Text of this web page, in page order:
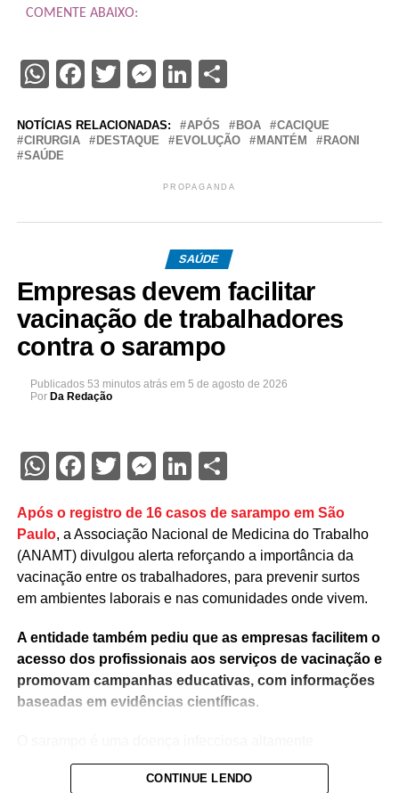
COMENTE ABAIXO:
WhatsApp
Facebook
Twitter
Messenger
LinkedIn
Share
NOTÍCIAS RELACIONADAS: APÓS BOA
CACIQUE
CIRURGIA
DESTAQUE EVOLUÇÃO MANTÉM
RAONI
SAÚDE
PROPAGANDA
SAÚDE
Empresas devem facilitar
vacinação de trabalhadores
contra o sarampo
Publicados 53 minutos atrás em 5 de agosto de 2026
Por Da Redação
WhatsApp
Facebook
Twitter
Messenger
LinkedIn
Share
Após o registro de 16 casos de sarampo em São
Paulo, a Associação Nacional de Medicina do Trabalho
(ANAMT) divulgou alerta reforçando a importância da
vacinação entre os trabalhadores, para prevenir surtos
em ambientes laborais e nas comunidades onde vivem.
A entidade também pediu que as empresas facilitem o
acesso dos profissionais aos serviços de vacinação e
promovam campanhas educativas, com informações
baseadas em evidências científicas.
transmissível, cuja prevenção depende,
fundamentalmente, da vacinação. Embora o Brasil tenha
CONTINUE LENDO